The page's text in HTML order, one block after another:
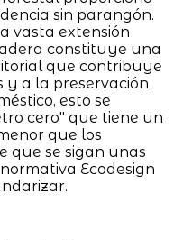
sin parangón.
vasta extensión
constituye una
que contribuye
y a la preservación
esto se
cero" que tiene un
que los
que se sigan unas
Ecodesign